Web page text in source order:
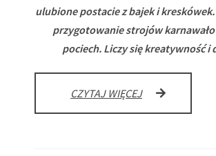
ulubione postacie z bajek i
przygotowanie strojów
pociech. Liczy się kreatywność i
CZYTAJ WIĘCEJBAL